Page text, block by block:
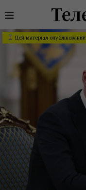
Цей матеріал опублікований